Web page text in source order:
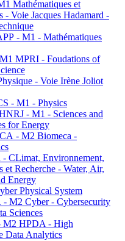
Mathématiques et
- Voie Jacques Hadamard -
- M1 - Mathématiques
MPRI - Foudations of
- Voie Irène Joliot
- M1 - Physics
- M1 - Sciences and
for Energy
- M2 Biomeca -
CLimat, Environnement,
et Recherche - Water, Air,
Energy
Physical System
M2 Cyber - Cybersecurity
Sciences
HPDA - High
Data Analytics